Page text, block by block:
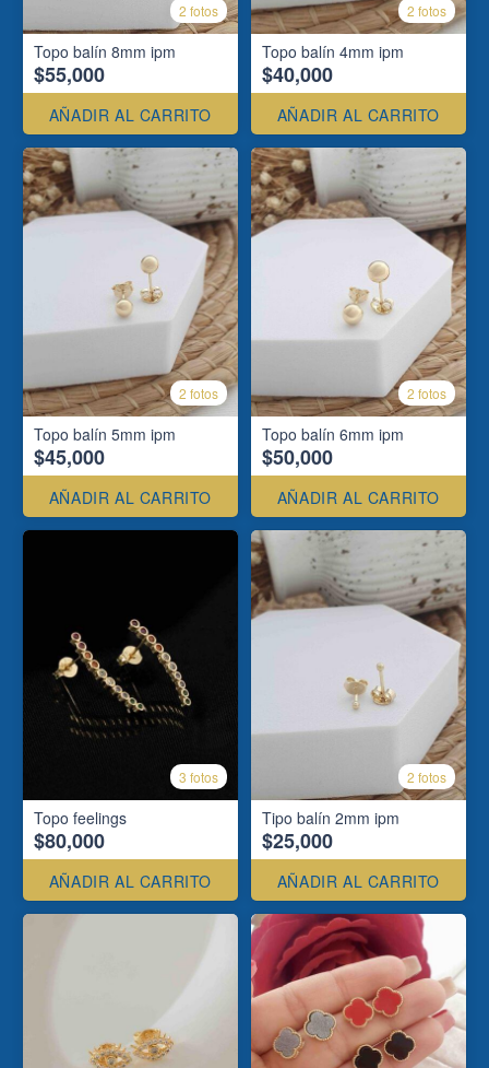
2 fotos
Topo balín 8mm ipm
$55,000
AÑADIR AL CARRITO
2 fotos
Topo balín 4mm ipm
$40,000
AÑADIR AL CARRITO
2 fotos
Topo balín 5mm ipm
$45,000
AÑADIR AL CARRITO
2 fotos
Topo balín 6mm ipm
$50,000
AÑADIR AL CARRITO
3 fotos
Topo feelings
$80,000
AÑADIR AL CARRITO
2 fotos
Tipo balín 2mm ipm
$25,000
AÑADIR AL CARRITO